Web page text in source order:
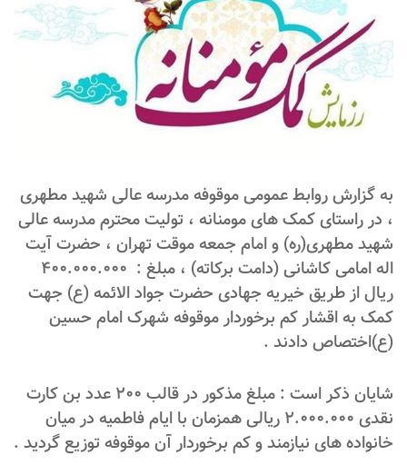
به گزارش روابط عمومی موقوفه مدرسه عالی شهید مطهری
، در راستای کمک های مومنانه ، تولیت محترم مدرسه عالی
شهید مطهری(ره) و امام جمعه موقت تهران ، حضرت آیت
اله امامی کاشانی (دامت برکاته) ، مبلغ : 400.000.000
ریال از طریق خیریه جهادی حضرت جواد الائمه (ع) جهت
کمک به اقشار کم برخوردار موقوفه شهرک امام حسین
(ع)اختصاص دادند .
شایان ذکر است : مبلغ مذکور در قالب 200 عدد بن کارت
نقدی 2.000.000 ريالی همزمان با ایام فاطمیه در میان
خانواده های نیازمند و کم برخوردار آن موقوفه توزیع گردید .